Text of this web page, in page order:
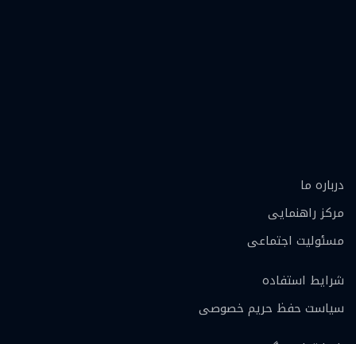
درباره ما
مرکز راهنمایی
مسئولیت اجتماعی
شرایط استفاده
سیاست حفظ حریم خصوصی